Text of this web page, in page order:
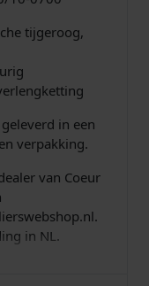
tijgeroog,
in een
verpakking.
van Coeur
in NL.